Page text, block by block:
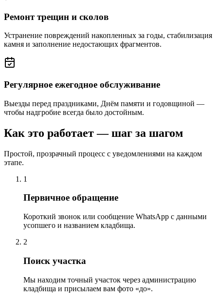
Ремонт трещин и сколов
Устранение повреждений накопленных за годы, стабилизация
камня и заполнение недостающих фрагментов.
Регулярное ежегодное обслуживание
Выезды перед праздниками, Днём памяти и годовщиной —
чтобы надгробие всегда было достойным.
Как это работает — шаг за шагом
Простой, прозрачный процесс с уведомлениями на каждом
этапе.
1
Первичное обращение
Короткий звонок или сообщение WhatsApp с данными
усопшего и названием кладбища.
2
Поиск участка
Мы находим точный участок через администрацию
кладбища и присылаем вам фото «до».